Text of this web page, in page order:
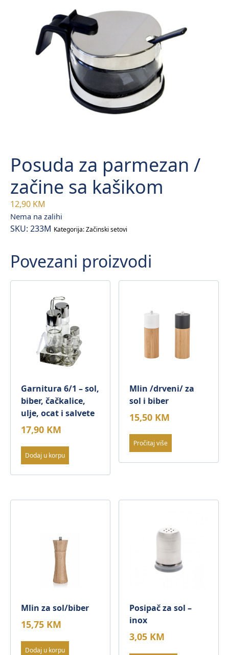
Posuda za parmezan /
začine sa kašikom
12,90 KM
Nema na zalihi
SKU: 233M Kategorija:Začinski setovi
Povezani proizvodi
Garnitura 6/1 – sol,
biber, čačkalice,
ulje, ocat i salvete
17,90 KM
Dodaj u korpu
Mlin /drveni/ za
sol i biber
15,50 KM
Pročitaj više
Mlin za sol/biber
15,75 KM
Dodaj u korpu
Posipač za sol –
inox
3,05 KM